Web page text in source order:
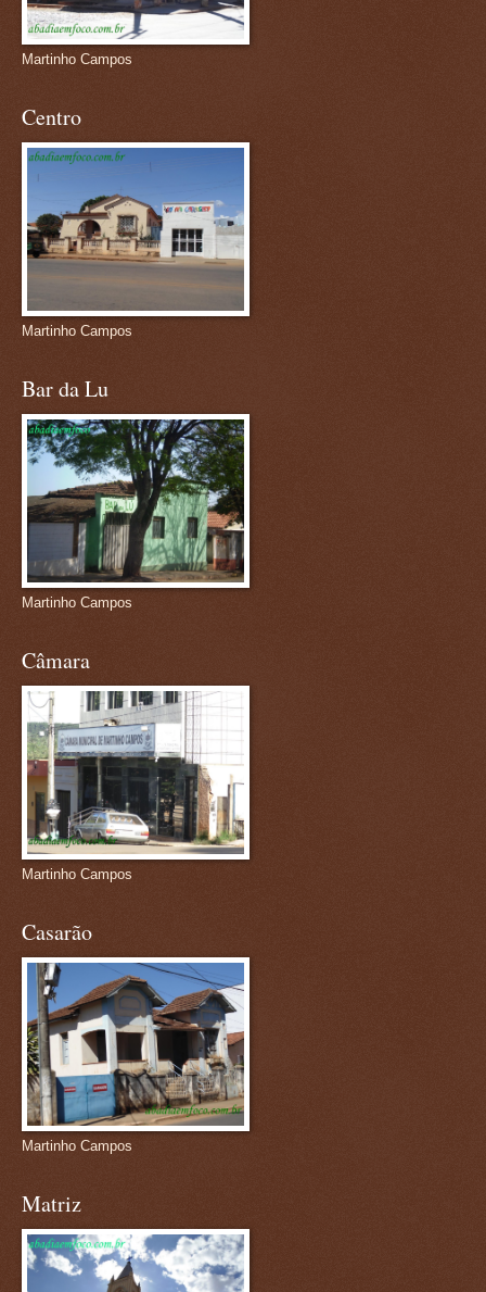
Martinho Campos
Centro
Martinho Campos
Bar da Lu
Martinho Campos
Câmara
Martinho Campos
Casarão
Martinho Campos
Matriz